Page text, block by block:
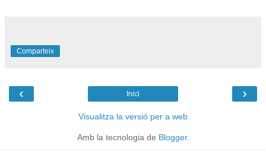
Comparteix
‹ ›
Inici
Visualitza la versió per a web
Amb la tecnologia de Blogger.